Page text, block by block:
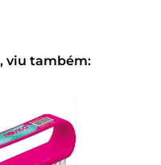
viu também: